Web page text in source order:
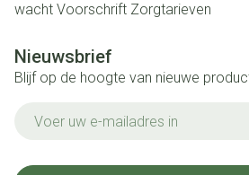
wacht Voorschrift Zorgtarieven
Nieuwsbrief
Blijf op de hoogte van nieuwe